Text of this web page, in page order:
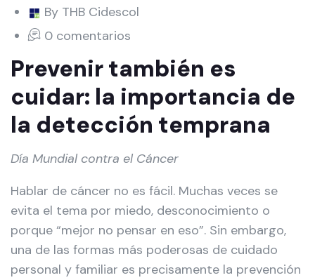
By THB Cidescol
0 comentarios
Prevenir también es
cuidar: la importancia de
la detección temprana
Día Mundial contra el Cáncer
Hablar de cáncer no es fácil. Muchas veces se
evita el tema por miedo, desconocimiento o
porque “mejor no pensar en eso”. Sin embargo,
una de las formas más poderosas de cuidado
personal y familiar es precisamente la prevención